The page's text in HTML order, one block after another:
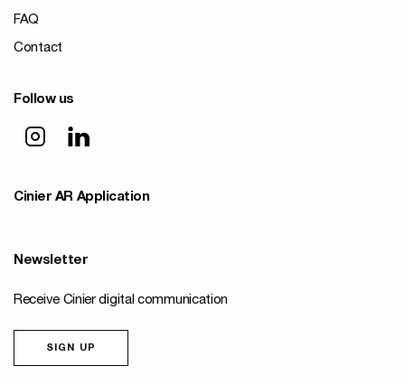
FAQ
Contact
Follow us
Cinier AR Application
Newsletter
Receive Cinier digital communication
SIGN UP